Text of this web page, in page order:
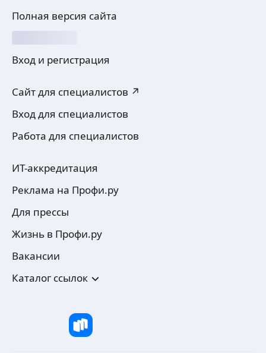
Полная версия сайта
Вход и регистрация
Сайт для специалистов ↗
Вход для специалистов
Работа для специалистов
ИТ-аккредитация
Реклама на Профи.ру
Для прессы
Жизнь в Профи.ру
Вакансии
Каталог ссылок